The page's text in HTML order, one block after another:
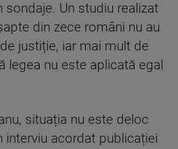
sondaje. Un studiu realizat
din zece români nu au
justiție, iar mai mult de
legea nu este aplicată egal
situația nu este deloc
interviu acordat publicației